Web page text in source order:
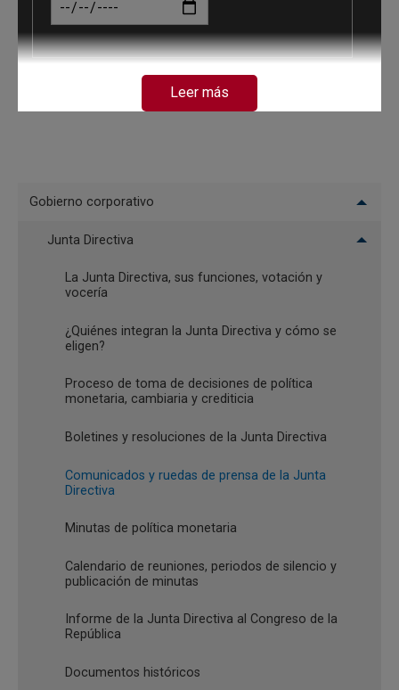
Fecha Hora Comunicado
05/08/2026 17:36
Minutas BanRep: La Junta Directiva
por mayoría mantener inalterada la
monetaria en 12,0%
04/08/2026 15:50
julio de 2026
República anuncia un programa de
acumulación de reservas
internacionales
31/07/2026 13:43
La Junta Directiva del Banco de la
mantener inalterada la tasa de
interés de política monetaria en
12,0%
del Banco de la República decidió
Leer más
Menu
Banco
Gobierno corporativo
Junta Directiva
La Junta Directiva, sus funciones, votación y
vocería
¿Quiénes integran la Junta Directiva y cómo se
eligen?
Proceso de toma de decisiones de política
monetaria, cambiaria y crediticia
Boletines y resoluciones de la Junta Directiva
Comunicados y ruedas de prensa de la Junta
Directiva
Minutas de política monetaria
Calendario de reuniones, periodos de silencio y
publicación de minutas
Informe de la Junta Directiva al Congreso de la
República
Documentos históricos